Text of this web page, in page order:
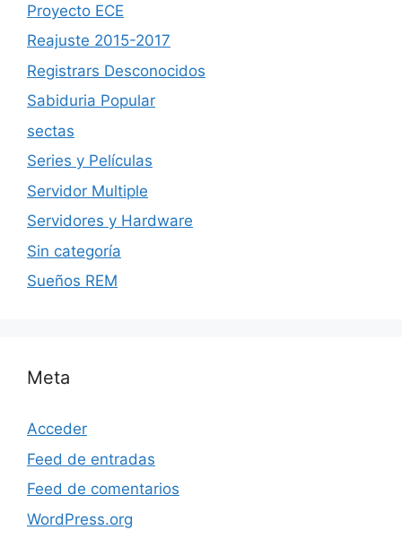
Proyecto ECE
Reajuste 2015-2017
Registrars Desconocidos
Sabiduria Popular
sectas
Series y Películas
Servidor Multiple
Servidores y Hardware
Sin categoría
Sueños REM
Meta
Acceder
Feed de entradas
Feed de comentarios
WordPress.org